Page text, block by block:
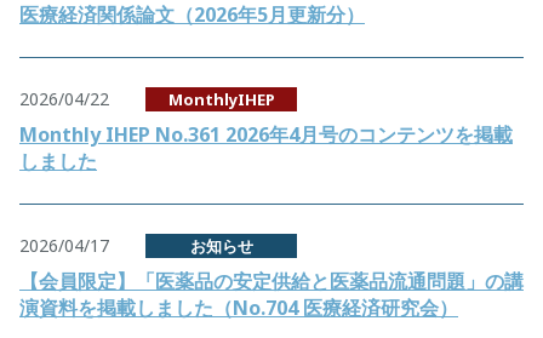
医療経済関係論文（2026年5月更新分）
2026/04/22 MonthlyIHEP
Monthly IHEP No.361 2026年4月号のコンテンツを掲載
しました
2026/04/17 お知らせ
【会員限定】「医薬品の安定供給と医薬品流通問題」の講
演資料を掲載しました（No.704 医療経済研究会）